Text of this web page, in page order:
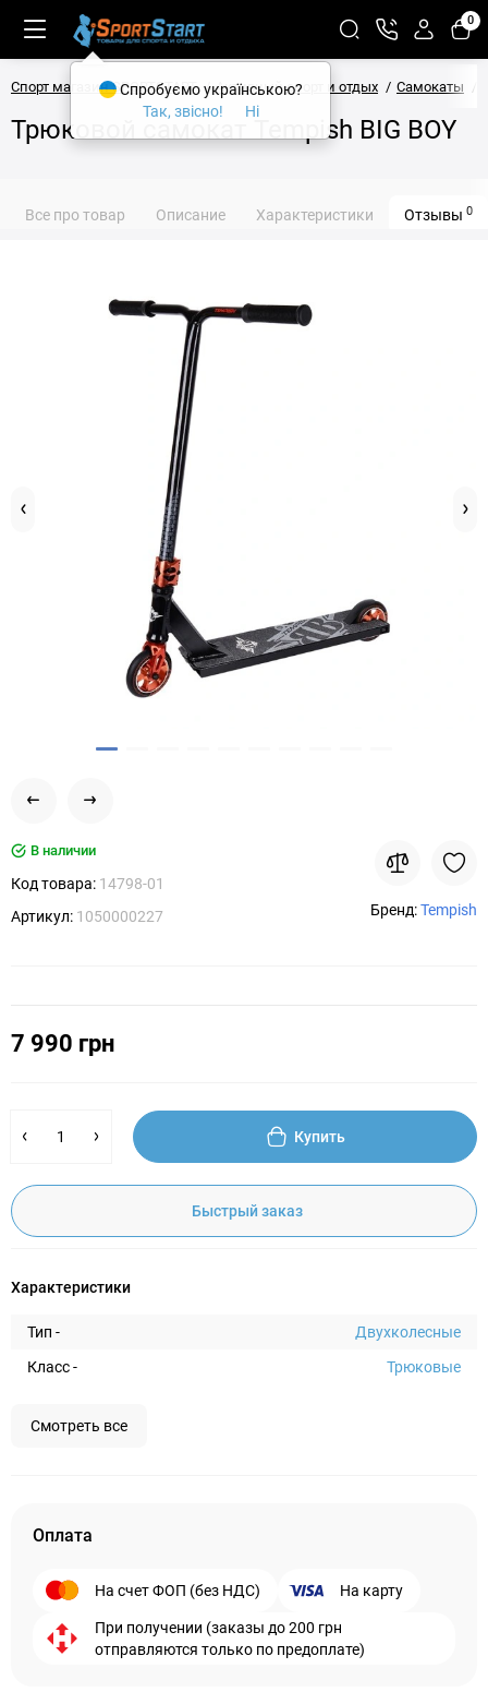
0
Спорт магазин SPORTSTART Активный спорт и отдых Самокаты
Трюковой самокат Tempish BIG BOY
Все про товар Описание Характеристики Отзывы 0
В наличии
Код товара: 14798-01
Артикул: 1050000227 Бренд:Tempish
7 990 грн
Купить
Быстрый заказ
Характеристики
Тип -
Двухколесные
Класс -
Трюковые
Смотреть все
Оплата
На счет ФОП (без НДС) На карту
При получении (заказы до 200 грн
отправляются только по предоплате)
Спробуємо українською?
Так, звісно!
Ні